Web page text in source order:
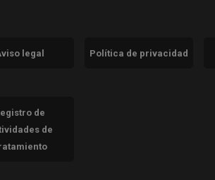
nueva)
legal Política de privacidad
de
de